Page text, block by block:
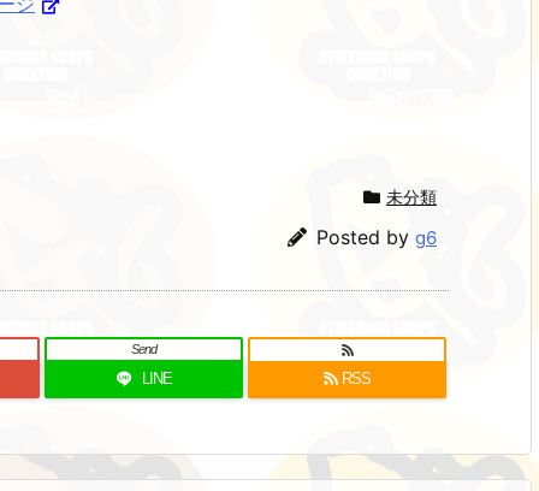
未分類
Posted by g6
LINE
Send
RSS